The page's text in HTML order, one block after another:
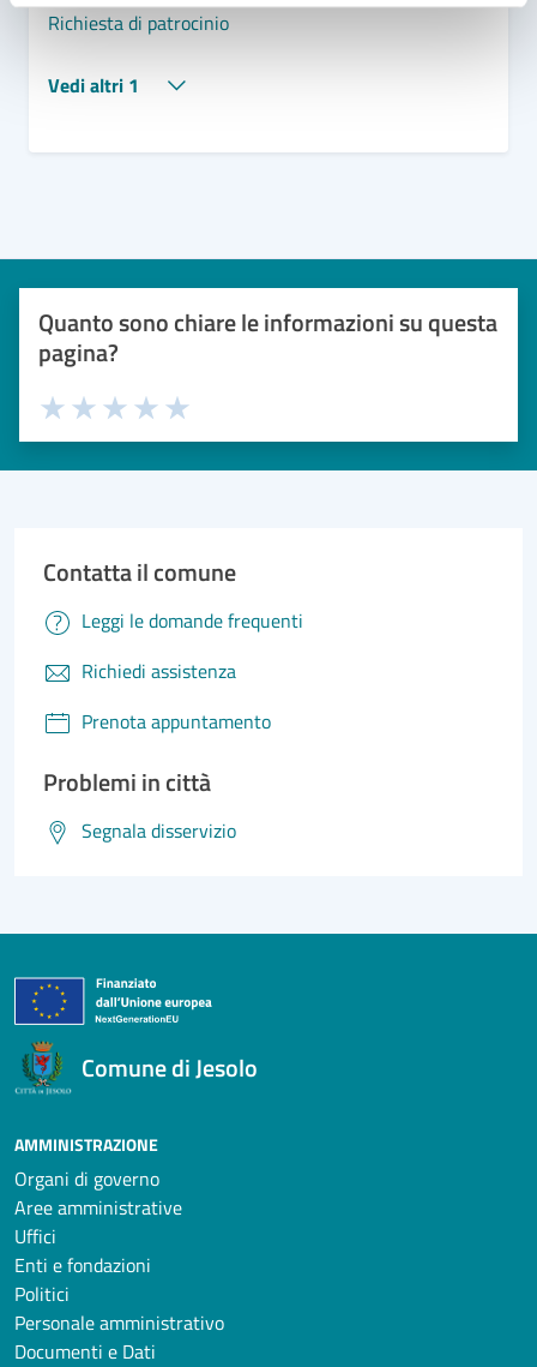
Richiesta di patrocinio
Vedi altri 1
Quanto sono chiare le informazioni su questa
pagina?
Valuta 5 stelle su 5
Valuta 4 stelle su 5
Valuta 3 stelle su 5
Valuta 2 stelle su 5
Valuta 1 stelle su 5
Contatta il comune
Leggi le domande frequenti
Richiedi assistenza
Prenota appuntamento
Problemi in città
Segnala disservizio
Comune di Jesolo
AMMINISTRAZIONE
Organi di governo
Aree amministrative
Uffici
Enti e fondazioni
Politici
Personale amministrativo
Documenti e Dati